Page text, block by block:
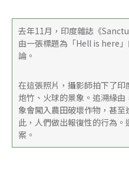
去年11月，印度雜誌《
由一張標題為「Hell is here
論。
在這張照片，攝影師拍下了
炮竹、火球的景象。追溯緣
象會闖入農田破壞作物，甚
此，人們做出報復性的行為
案。